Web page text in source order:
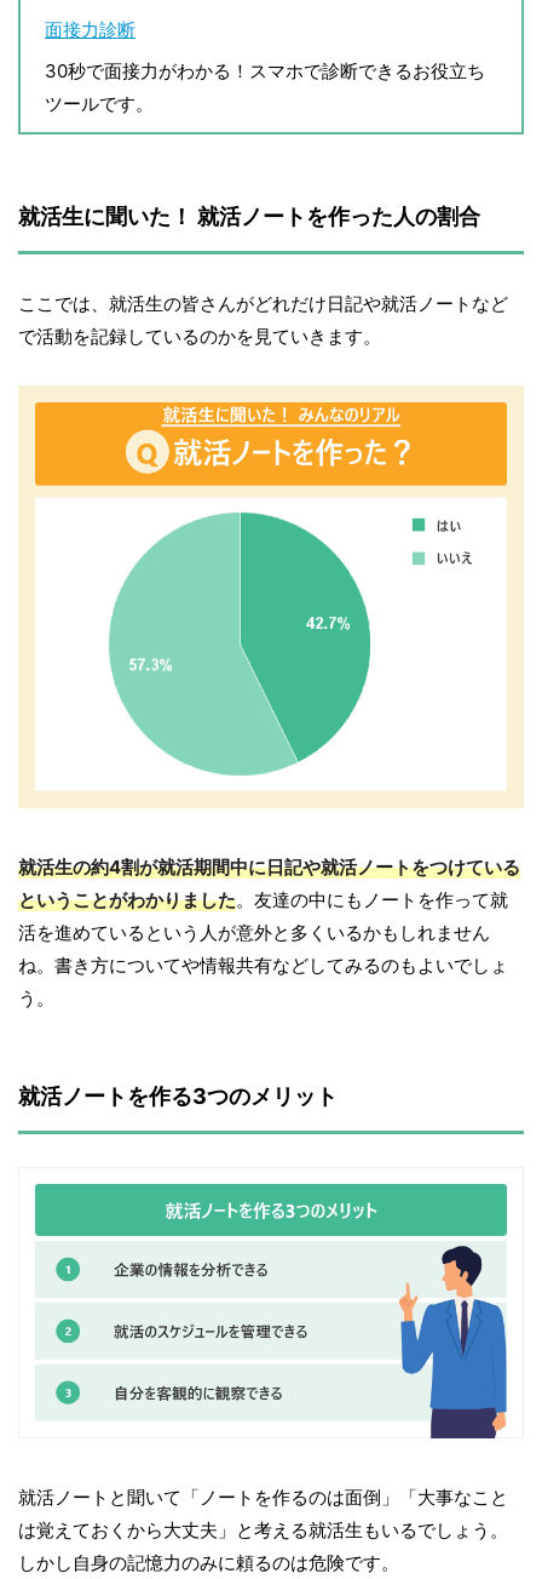
面接力診断
30秒で面接力がわかる！スマホで診断できるお役立ち
ツールです。
就活生に聞いた！ 就活ノートを作った人の割合
ここでは、就活生の皆さんがどれだけ日記や就活ノートなど
で活動を記録しているのかを見ていきます。
就活生の約4割が就活期間中に日記や就活ノートをつけている
ということがわかりました。友達の中にもノートを作って就
活を進めているという人が意外と多くいるかもしれません
ね。書き方についてや情報共有などしてみるのもよいでしょ
う。
就活ノートを作る3つのメリット
就活ノートと聞いて「ノートを作るのは面倒」「大事なこと
は覚えておくから大丈夫」と考える就活生もいるでしょう。
しかし自身の記憶力のみに頼るのは危険です。